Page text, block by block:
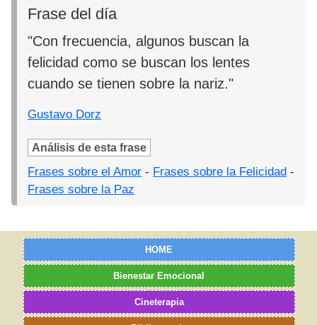
Frase del día
"Con frecuencia, algunos buscan la
felicidad como se buscan los lentes
cuando se tienen sobre la nariz."
Gustavo Dorz
Análisis de esta frase
Frases sobre el Amor - Frases sobre la Felicidad -
Frases sobre la Paz
HOME
Bienestar Emocional
Cineterapia